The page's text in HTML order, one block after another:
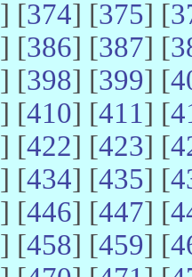
] [374] [375] [
] [386] [387] [
] [398] [399] [
] [410] [411] [
] [422] [423] [
] [434] [435] [
] [446] [447] [
] [458] [459] [